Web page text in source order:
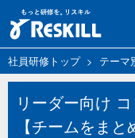
社員研修トップ> テーマ
リーダー向け
【チームをまと